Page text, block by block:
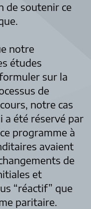
de soutenir ce
notre
études
sur la
de
notre cas
a été réservé par
programme à
avaient
de
et
“réactif” que
paritaire.